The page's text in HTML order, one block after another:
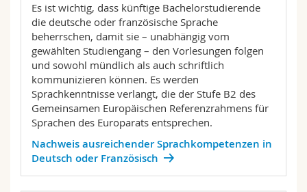
Math.-Nat. und Med. Fak.
Interfakultär
Mitarbeitende
Doktorierende
Webmail
Vorlesungsverzeichnis
MyUnifr
Es ist wichtig, dass künftige Bachelorstudierende
die deutsche oder französische Sprache
beherrschen, damit sie – unabhängig vom
gewählten Studiengang – den Vorlesungen folgen
und sowohl mündlich als auch schriftlich
kommunizieren können. Es werden
Sprachkenntnisse verlangt, die der Stufe B2 des
Gemeinsamen Europäischen Referenzrahmens für
Sprachen des Europarats entsprechen.
Nachweis ausreichender Sprachkompetenzen in
Deutsch oder Französisch